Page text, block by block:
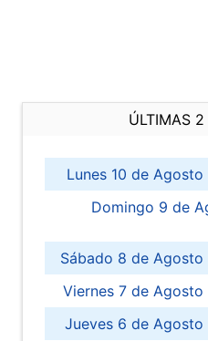
ÚLTIMAS
Lunes 10 de
Domingo 9 de
Sábado 8 de Agosto
Viernes 7 de
Jueves 6 de Agosto